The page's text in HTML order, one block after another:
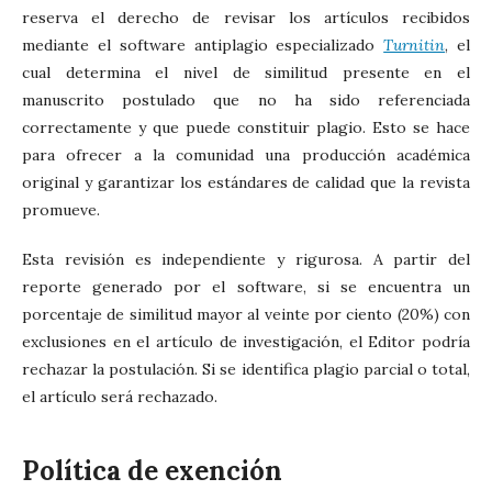
reserva el derecho de revisar los artículos recibidos
mediante el software antiplagio especializadoTurnitin, el
cual determina el nivel de similitud presente en el
manuscrito postulado que no ha sido referenciada
correctamente y que puede constituir plagio. Esto se hace
para ofrecer a la comunidad una producción académica
original y garantizar los estándares de calidad que la revista
promueve.
Esta revisión es independiente y rigurosa. A partir del
reporte generado por el software, si se encuentra un
porcentaje de similitud mayor al veinte por ciento (20%) con
exclusiones en el artículo de investigación, el Editor podría
rechazar la postulación. Si se identifica plagio parcial o total,
el artículo será rechazado.
Política de exención